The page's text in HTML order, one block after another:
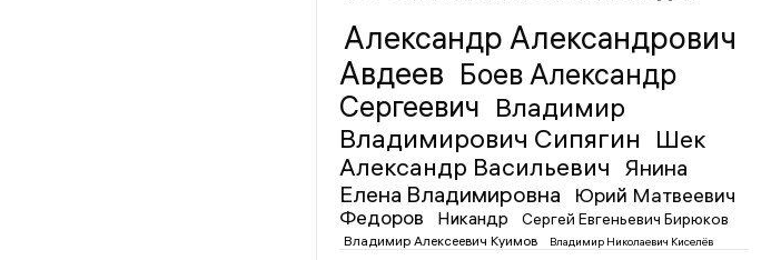
Александр Александрович
Авдеев Боев Александр
Сергеевич Владимир
Владимирович Сипягин Шек
Александр Васильевич
Янина
Елена Владимировна
Юрий Матвеевич
Федоров
Никандр Сергей Евгеньевич Бирюков
Владимир Алексеевич Куимов Владимир Николаевич Киселёв